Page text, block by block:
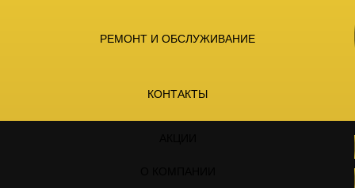
РЕМОНТ И ОБСЛУЖИВАНИЕ
КОНТАКТЫ